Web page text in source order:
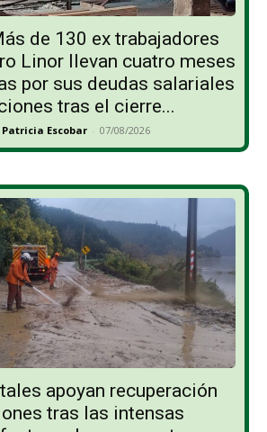
de 130 ex trabajadores
Linor llevan cuatro meses
por sus deudas salariales
tras el cierre...
Patricia Escobar - 07/08/2026
apoyan recuperación
tras las intensas